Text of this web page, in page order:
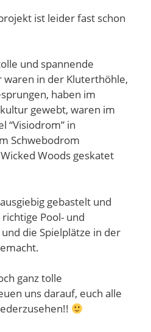
ist leider fast schon
und spannende
waren in der Kluterthöhle,
haben im
gewebt, waren im
“Visiodrom” in
Schwebodrom
Woods geskatet
gebastelt und
Pool- und
die Spielplätze in der
ganz tolle
uns darauf, euch alle